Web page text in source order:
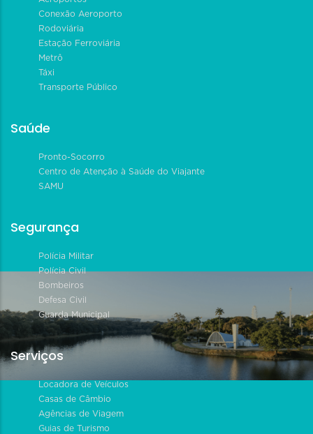
Conexão Aeroporto
Rodoviária
Estação Ferroviária
Metrô
Táxi
Transporte Público
Saúde
Pronto-Socorro
Centro de Atenção à Saúde do Viajante
SAMU
Segurança
Polícia Militar
Polícia Civil
Bombeiros
Defesa Civil
Guarda Municipal
Serviços
Locadora de Veículos
Casas de Câmbio
Agências de Viagem
Guias de Turismo